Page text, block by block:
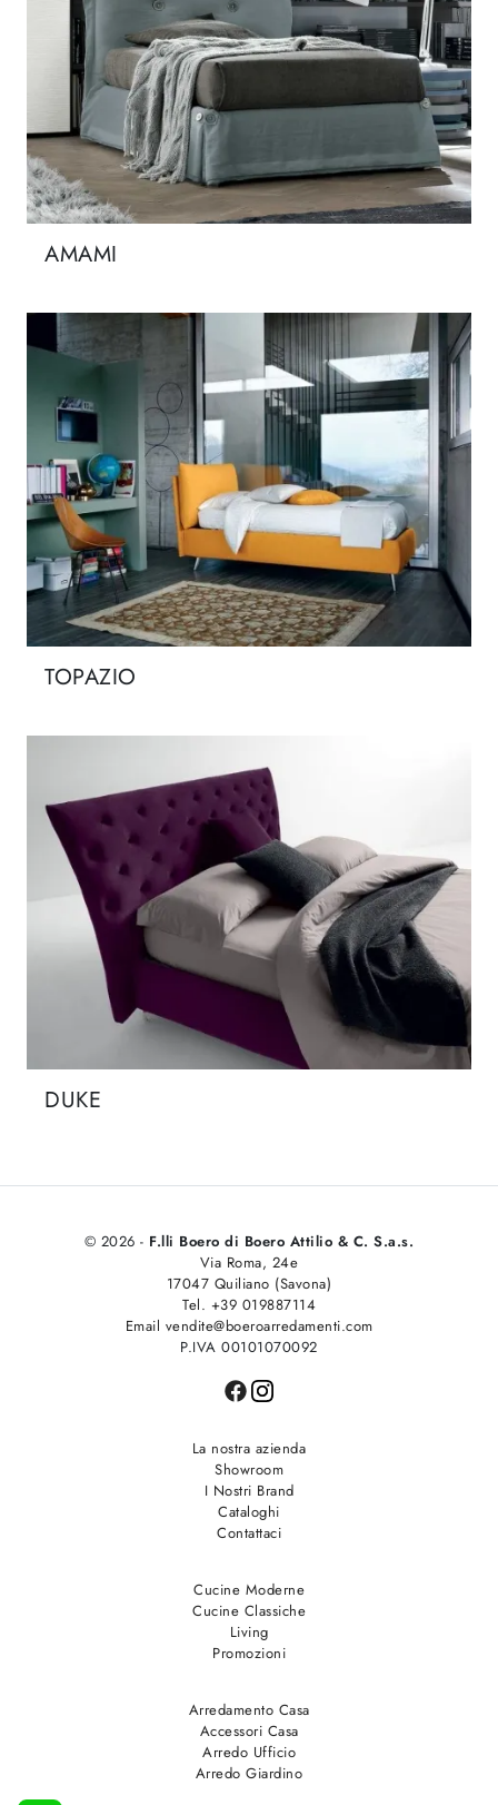
AMAMI
TOPAZIO
DUKE
© 2026 - F.lli Boero di Boero Attilio & C. S.a.s.
Via Roma, 24e
17047 Quiliano (Savona)
Tel. +39 019887114
Email vendite@boeroarredamenti.com
P.IVA 00101070092
La nostra azienda
Showroom
I Nostri Brand
Cataloghi
Contattaci
Cucine Moderne
Cucine Classiche
Living
Promozioni
Arredamento Casa
Accessori Casa
Arredo Ufficio
Arredo Giardino